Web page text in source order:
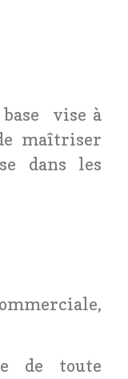
base vise à
maîtriser
dans les
de toute